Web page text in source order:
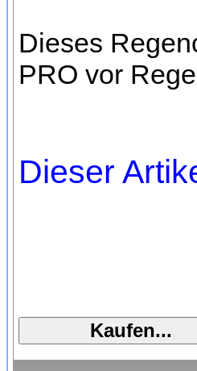
Dieses
PRO vor
Dieser